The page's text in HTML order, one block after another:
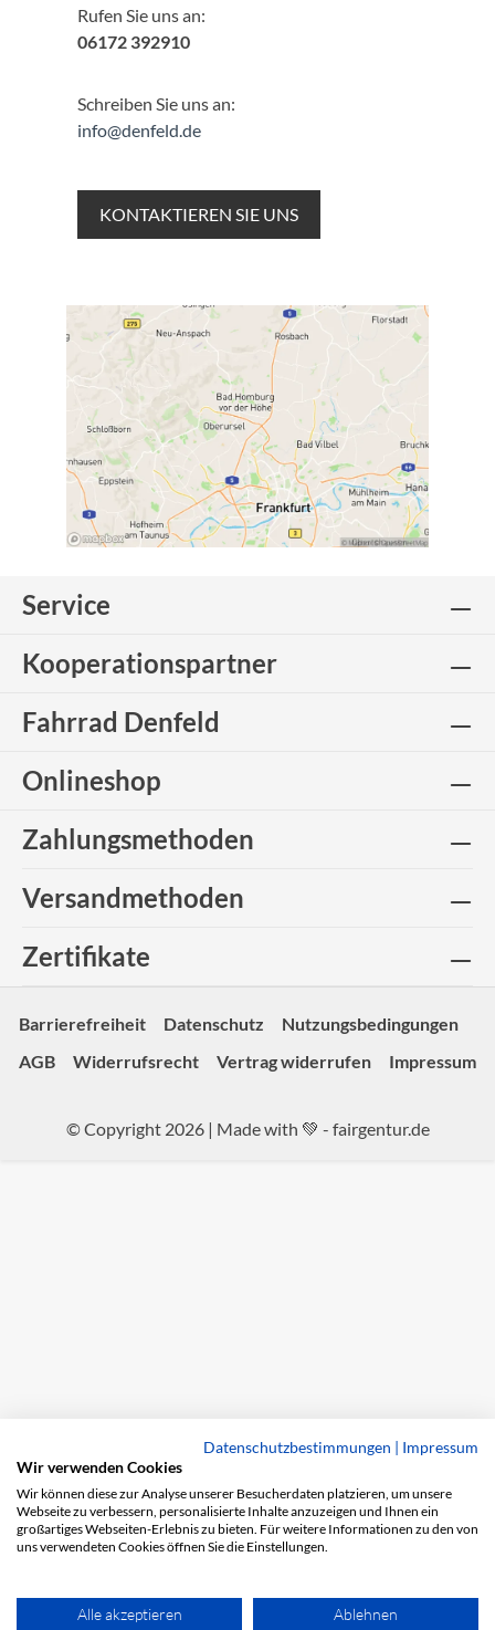
Rufen Sie uns an:
06172 392910
Schreiben Sie uns an:
info@denfeld.de
KONTAKTIEREN SIE UNS
Service
Kooperationspartner
Fahrrad Denfeld
Onlineshop
Zahlungsmethoden
Versandmethoden
Zertifikate
Barrierefreiheit Datenschutz
Nutzungsbedingungen
AGB
Widerrufsrecht Vertrag widerrufen Impressum
© Copyright 2026 | Made with 💚 - fairgentur.de
Datenschutzbestimmungen | Impressum
Wir verwenden Cookies
Wir können diese zur Analyse unserer Besucherdaten platzieren, um unsere
Webseite zu verbessern, personalisierte Inhalte anzuzeigen und Ihnen ein
großartiges Webseiten-Erlebnis zu bieten. Für weitere Informationen zu den von
uns verwendeten Cookies öffnen Sie die Einstellungen.
Alle akzeptieren Ablehnen